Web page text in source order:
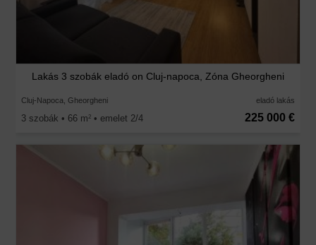
Lakás 3 szobák eladó on Cluj-napoca, Zóna Gheorgheni
Cluj-Napoca, Gheorgheni eladó lakás
3 szobák • 66 m2 • emelet 2/4 225 000 €